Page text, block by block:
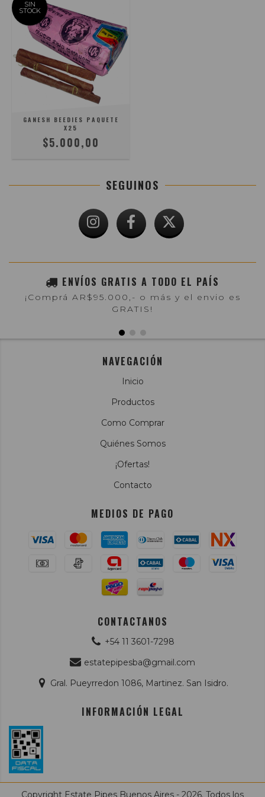
SIN
STOCK
GANESH BEEDIES PAQUETE
X25
$5.000,00
SEGUINOS
ENVÍOS GRATIS A TODO EL PAÍS
¡Comprá AR$95.000,- o más y el envio es
GRATIS!
NAVEGACIÓN
Inicio
Productos
Como Comprar
Quiénes Somos
¡Ofertas!
Contacto
MEDIOS DE PAGO
CONTACTANOS
+54 11 3601-7298
estatepipesba@gmail.com
Gral. Pueyrredon 1086, Martinez. San Isidro.
INFORMACIÓN LEGAL
Copyright Estate Pipes Buenos Aires - 2026. Todos los